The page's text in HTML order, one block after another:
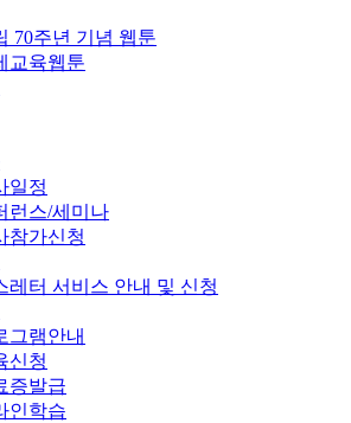
70주년 기념 웹툰
교육웹툰
일정
런스/세미나
참가신청
레터 서비스 안내 및 신청
그램안내
신청
증발급
인학습